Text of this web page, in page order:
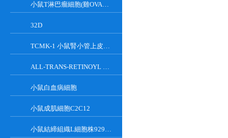
小鼠T淋巴瘤細胞(雞OVA基因修飾)
32D
TCMK-1 小鼠腎小管上皮細胞系
ALL-TRANS-RETINOYL B-GLUCURONIDE
小鼠白血病細胞
小鼠成肌細胞C2C12
小鼠結締組織L細胞株929克隆